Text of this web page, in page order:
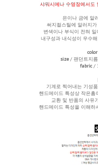
샤워시에나 수영장에서도
은이나 금에 알
써지컬스틸에 알러지
변색이나 부식이 전혀
내구성과 내식성이 우수
color
size/ 팬던트지름
fabric/
기계로 찍어내는 기성
핸드메이드 특성상 작은흠
교환 및 반품의 사유
핸드메이드 특성을 이해하